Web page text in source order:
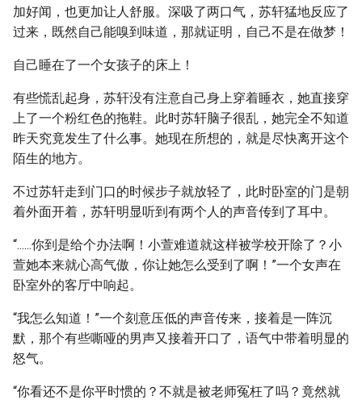
加好闻，也更加让人舒服。深吸了两口气，苏轩猛地反应了
过来，既然自己能嗅到味道，那就证明，自己不是在做梦！
自己睡在了一个女孩子的床上！
有些慌乱起身，苏轩没有注意自己身上穿着睡衣，她直接穿
上了一个粉红色的拖鞋。此时苏轩脑子很乱，她完全不知道
昨天究竟发生了什么事。她现在所想的，就是尽快离开这个
陌生的地方。
不过苏轩走到门口的时候步子就放轻了，此时卧室的门是朝
着外面开着，苏轩明显听到有两个人的声音传到了耳中。
“......你到是给个办法啊！小萱难道就这样被学校开除了？小
萱她本来就心高气傲，你让她怎么受到了啊！”一个女声在
卧室外的客厅中响起。
“我怎么知道！”一个刻意压低的声音传来，接着是一阵沉
默，那个有些嘶哑的男声又接着开口了，语气中带着明显的
怒气。
“你看还不是你平时惯的？不就是被老师冤枉了吗？竟然就